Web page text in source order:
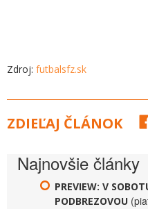
Zdroj: futbalsfz.sk
ZDIEĽAJ ČLÁNOK
Najnovšie články
PREVIEW: V
PODBREZOVOU